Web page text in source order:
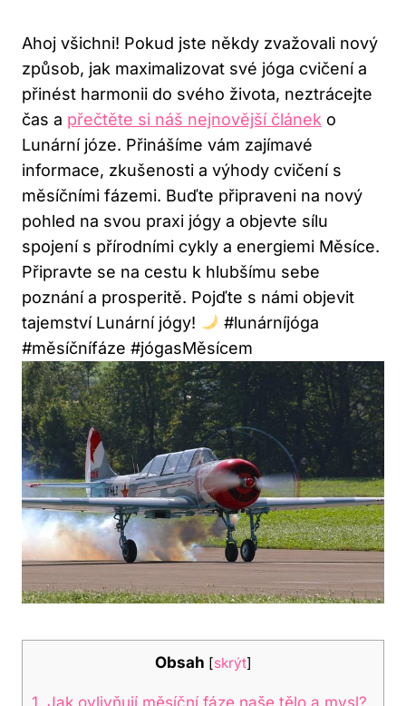
Ahoj všichni! ⁤Pokud ‌jste někdy zvažovali nový
způsob, jak maximalizovat ⁣své‌ jóga cvičení a
přinést harmonii do svého života, neztrácejte
čas a přečtěte si náš nejnovější článek o⁤
Lunární józe. Přinášíme ⁣vám zajímavé
informace, zkušenosti a výhody cvičení‍ s
měsíčními fázemi. Buďte ⁣připraveni na nový
pohled ​na⁢ svou⁣ praxi jógy a​ objevte sílu
spojení s přírodními ⁢cykly a⁤ energiemi Měsíce.
Připravte se ‍na cestu‍ k hlubšímu⁣ sebe
poznání⁣ a prosperitě. ⁣Pojďte s námi ⁢objevit
tajemství Lunární jógy!
#lunárníjóga
#měsíčnífáze #jógasMěsícem
Obsah [skrýt]
1. Jak ovlivňují měsíční fáze ⁤naše tělo ⁤a mysl?